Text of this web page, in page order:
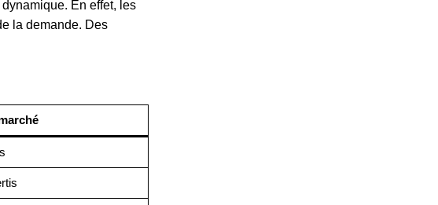
En effet, les
la demande. Des